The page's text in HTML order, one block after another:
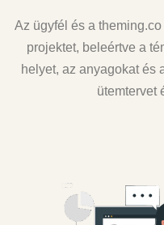
Az ügyfél és a
projektet, beleértve a
helyet, az anyagokat és
ütemtervet